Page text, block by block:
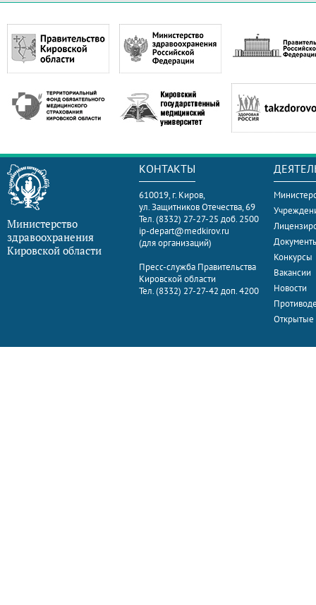
Министерство
здравоохранения
Кировской области
КОНТАКТЫ
610019, г. Киров,
ул. Защитников Отечества, 69
Тел. (8332) 27-27-25 доб. 2500
ip-depart@medkirov.ru
(для организаций)
Пресс-служба Правительства
Кировской области
Тел. (8332) 27-27-42 доп. 4200
Конкурсы
Вакансии
Новости